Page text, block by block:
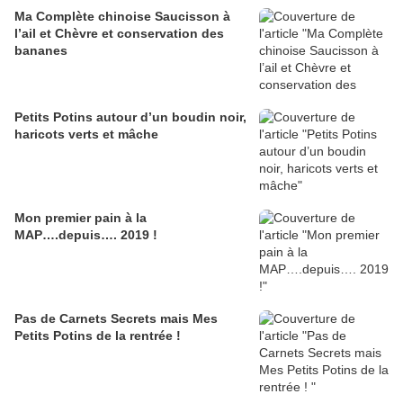
Ma Complète chinoise Saucisson à
l’ail et Chèvre et conservation des
bananes
Petits Potins autour d’un boudin noir,
haricots verts et mâche
Mon premier pain à la
MAP….depuis…. 2019 !
Pas de Carnets Secrets mais Mes
Petits Potins de la rentrée !